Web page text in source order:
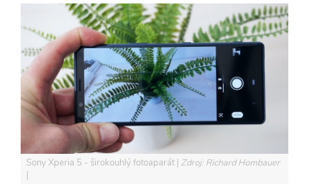
Sony Xperia 5 - širokouhlý fotoaparát Zdroj: Richard Hombauer